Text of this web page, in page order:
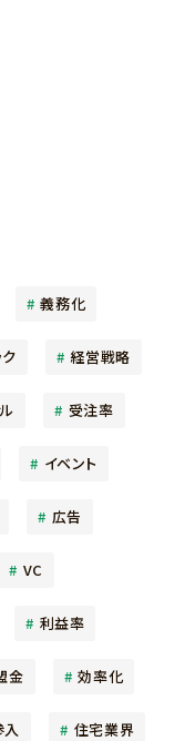
義務化
経営戦略
受注率
イベント
広告
VC
利益率
金 効率化
住宅業界